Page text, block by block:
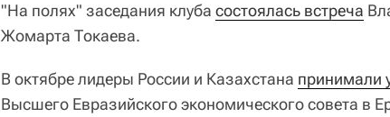
"На полях" заседания клуба состоялась встреча
Жомарта Токаева.
В октябре лидеры России и Казахстана принимали
Высшего Евразийского экономического совета в